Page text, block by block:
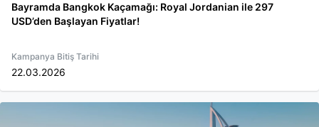
Bayramda Bangkok Kaçamağı: Royal Jordanian ile 297
USD’den Başlayan Fiyatlar!
Kampanya Bitiş Tarihi
22.03.2026